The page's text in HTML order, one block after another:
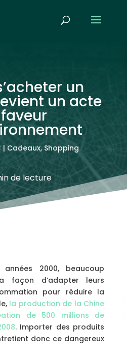
un
un acte
| Cadeaux, Shopping
de lecture
2000, beaucoup
façon d’adapter leurs
pour réduire la
la production de la Chine
de 500 millions de
. Importer des produits
donc ce dangereux